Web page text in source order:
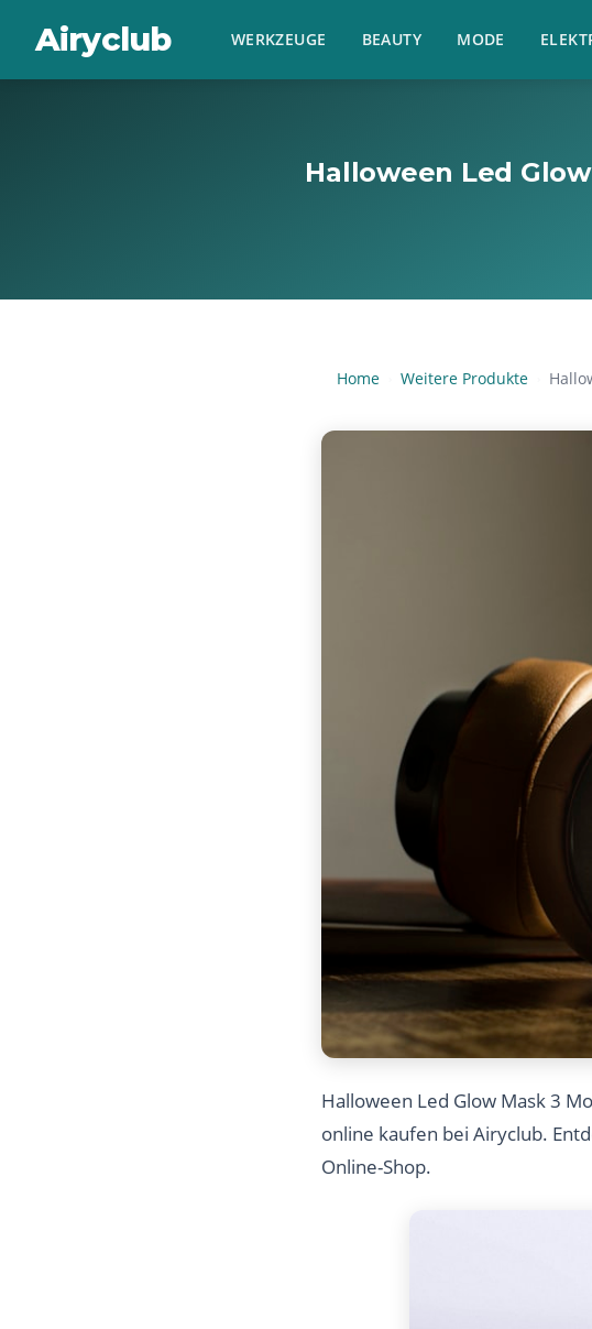
Airyclub WERKZEUGE BEAUTY MODE
Halloween Led
Home Weitere Produkte
Halloween Led Glow Mask 3
online kaufen bei Airyclub.
Online-Shop.